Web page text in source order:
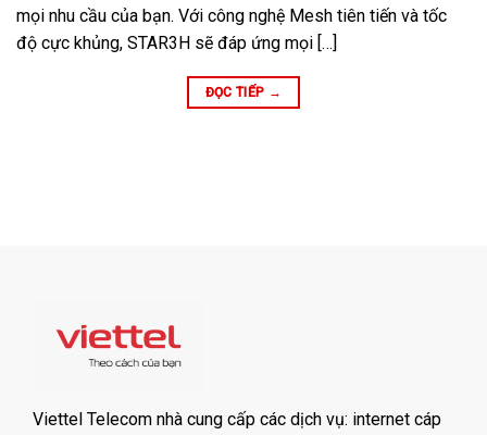
mọi nhu cầu của bạn. Với công nghệ Mesh tiên tiến và tốc
độ cực khủng, STAR3H sẽ đáp ứng mọi […]
ĐỌC TIẾP →
Viettel Telecom nhà cung cấp các dịch vụ: internet cáp